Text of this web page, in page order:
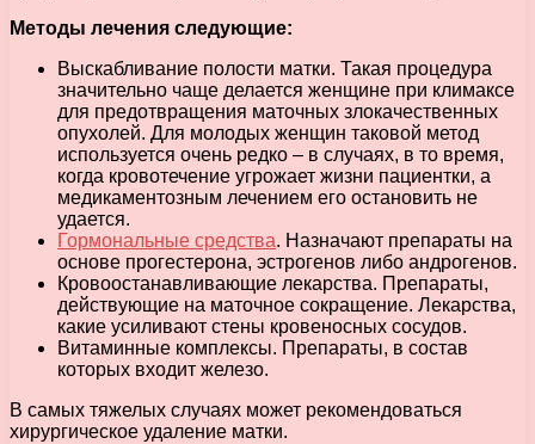
Методы лечения следующие:
Выскабливание полости матки. Такая процедура
значительно чаще делается женщине при климаксе
для предотвращения маточных злокачественных
опухолей. Для молодых женщин таковой метод
используется очень редко – в случаях, в то время,
когда кровотечение угрожает жизни пациентки, а
медикаментозным лечением его остановить не
удается.
Гормональные средства. Назначают препараты на
основе прогестерона, эстрогенов либо андрогенов.
Кровоостанавливающие лекарства. Препараты,
действующие на маточное сокращение. Лекарства,
какие усиливают стены кровеносных сосудов.
Витаминные комплексы. Препараты, в состав
которых входит железо.
В самых тяжелых случаях может рекомендоваться
хирургическое удаление матки.